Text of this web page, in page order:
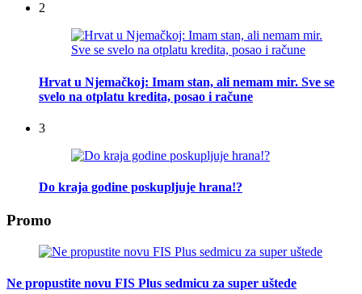
2
Hrvat u Njemačkoj: Imam stan, ali nemam mir. Sve se
svelo na otplatu kredita, posao i račune
3
Do kraja godine poskupljuje hrana!?
Promo
Ne propustite novu FIS Plus sedmicu za super uštede